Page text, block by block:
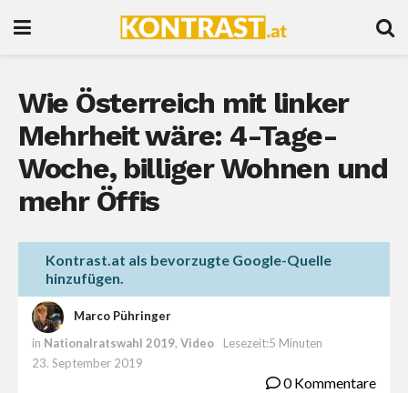
Wie Österreich mit linker
Mehrheit wäre: 4-Tage-
Woche, billiger Wohnen und
mehr Öffis
Kontrast.at als bevorzugte Google-Quelle
hinzufügen.
Marco Pühringer
in Nationalratswahl 2019, Video
Lesezeit:5 Minuten
23. September 2019
0 Kommentare